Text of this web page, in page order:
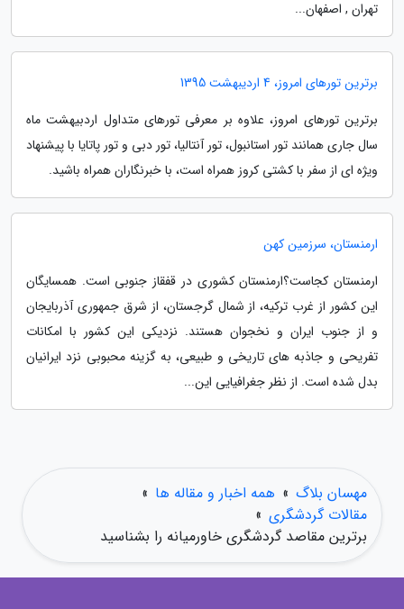
تهران , اصفهان...
برترین تورهای امروز، 4 اردیبهشت 1395
برترین تورهای امروز، علاوه بر معرفی تورهای متداول اردبیهشت ماه
سال جاری همانند تور استانبول، تور آنتالیا، تور دبی و تور پاتایا با پیشنهاد
ویژه ای از سفر با کشتی کروز همراه است، با خبرنگاران همراه باشید.
ارمنستان، سرزمین کهن
ارمنستان کجاست؟ارمنستان کشوری در قفقاز جنوبی است. همسایگان
این کشور از غرب ترکیه، از شمال گرجستان، از شرق جمهوری آذربایجان
و از جنوب ایران و نخجوان هستند. نزدیکی این کشور با امکانات
تفریحی و جاذبه های تاریخی و طبیعی، به گزینه محبوبی نزد ایرانیان
بدل شده است. از نظر جغرافیایی این...
مهسان بلاگ » همه اخبار و مقاله ها »
مقالات گردشگری »
برترین مقاصد گردشگری خاورمیانه را بشناسید